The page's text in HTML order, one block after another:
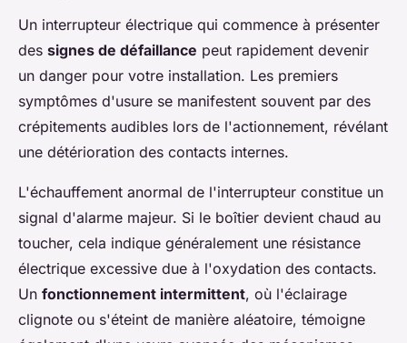
Un interrupteur électrique qui commence à présenter
des signes de défaillance peut rapidement devenir
un danger pour votre installation. Les premiers
symptômes d'usure se manifestent souvent par des
crépitements audibles lors de l'actionnement, révélant
une détérioration des contacts internes.
L'échauffement anormal de l'interrupteur constitue un
signal d'alarme majeur. Si le boîtier devient chaud au
toucher, cela indique généralement une résistance
électrique excessive due à l'oxydation des contacts.
Un fonctionnement intermittent, où l'éclairage
clignote ou s'éteint de manière aléatoire, témoigne